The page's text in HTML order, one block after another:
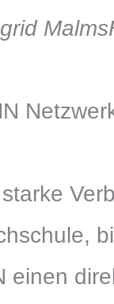
Malms
einen